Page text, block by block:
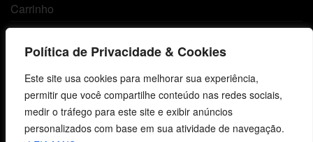
Política de Privacidade & Cookies
Este site usa cookies para melhorar sua experiência,
permitir que você compartilhe conteúdo nas redes sociais,
medir o tráfego para este site e exibir anúncios
personalizados com base em sua atividade de navegação.
Carrinho
Centro de Estudos Bíblicos